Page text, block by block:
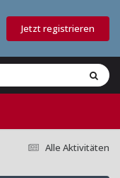
Jetzt registrieren
Alle Aktivitäten